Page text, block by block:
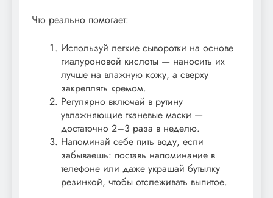
Что реально помогает:
Используй легкие сыворотки на основе
гиалуроновой кислоты — наносить их
лучше на влажную кожу, а сверху
закреплять кремом.
Регулярно включай в рутину
увлажняющие тканевые маски —
достаточно 2–3 раза в неделю.
Напоминай себе пить воду, если
забываешь: поставь напоминание в
телефоне или даже украшай бутылку
резинкой, чтобы отслеживать выпитое.